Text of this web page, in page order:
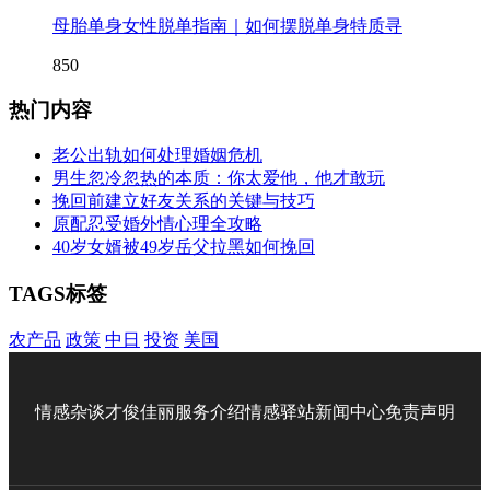
母胎单身女性脱单指南｜如何摆脱单身特质寻
850
热门内容
老公出轨如何处理婚姻危机
男生忽冷忽热的本质：你太爱他，他才敢玩
挽回前建立好友关系的关键与技巧
原配忍受婚外情心理全攻略
40岁女婿被49岁岳父拉黑如何挽回
TAGS标签
农产品 政策 中日 投资 美国
情感杂谈才俊佳丽服务介绍情感驿站新闻中心免责声明